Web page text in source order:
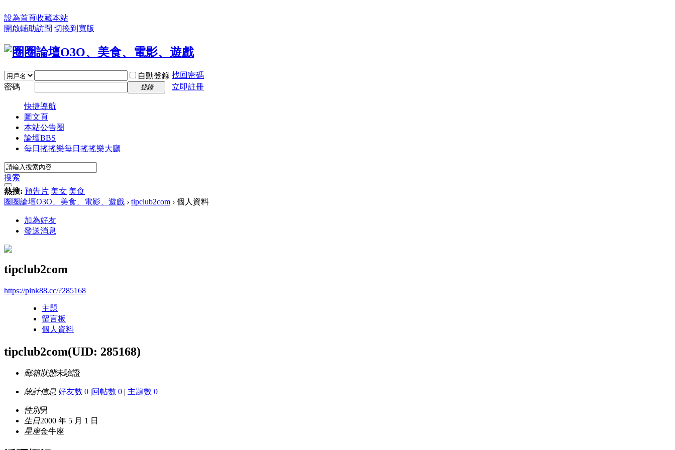
設為首頁收藏本站
開啟輔助訪問 切換到寬版
自動登錄 找回密碼
密碼
登錄 立即註冊
快捷導航
圖文頁
本站公告圈
論壇BBS
每日搖搖樂每日搖搖樂大廳
搜索
熱搜: 預告片 美女 美食
圈圈論壇O3O、美食、電影、遊戲 › tipclub2com › 個人資料
加為好友
發送消息
tipclub2com
https://pink88.cc/?285168
主題
留言板
個人資料
tipclub2com(UID: 285168)
郵箱狀態未驗證
統計信息 好友數 0 |回帖數 0 | 主題數 0
性別男
生日2000 年 5 月 1 日
星座金牛座